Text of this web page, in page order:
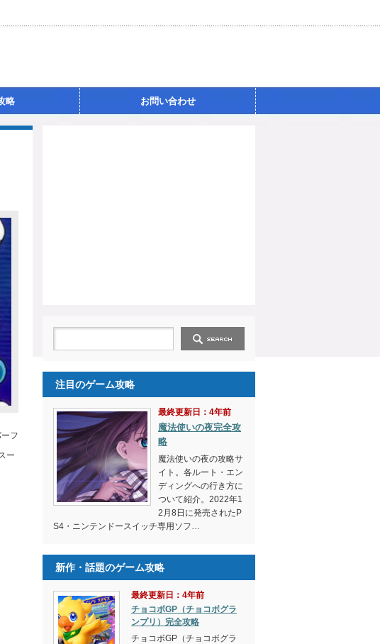
略 お問い合わせ
フ
ー
注目のゲーム攻略
最終更新日：4年前
魔法使いの夜完全攻
略
魔法使いの夜の攻略サ
イト。各ルート・エン
ディングへの行き方に
ついて紹介。2022年1
2月8日に発売されたP
S4・ニンテンドースイッチ専用ソフ…
新作・話題のゲーム攻略
最終更新日：4年前
チョコボGP（チョコボグラ
ンプリ）完全攻略
チョコボGP（チョコボグラ